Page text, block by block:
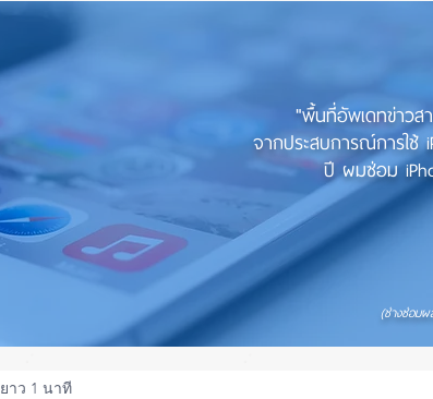
"พื้นที่อัพเดทข่าวส
จากประสบการณ์การใช้
ปี ผมซ่อม
(ช่างซ่อม
ยาว 1 นาที